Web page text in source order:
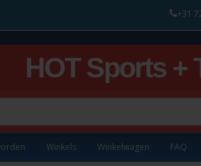
+31
HOT Sports +
Winkels Winkelwagen FAQ